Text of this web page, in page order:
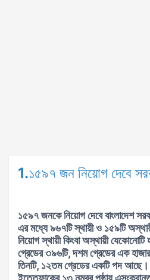
1.১৫৯৭ জন নিয়োগ দেবে
১৫৯৭ জনকে নিয়োগ দেবে বাংলাদেশ
এর মধ্যে ৯৬৭টি স্থায়ী ও ১৫৯টি
নিয়োগ স্থায়ী কিংবা অস্থায়ী
গ্রেডের ৩৯৬টি, দশম গ্রেডের এক
তিনটি, ১২তম গ্রেডের একটি পদ আছে।